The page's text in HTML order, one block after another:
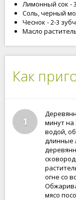
Лимонный сок -
Соль, черный
Чеснок - 2-3
Масло
Как
1
минут на
водой,
длинные
огне со
мясо